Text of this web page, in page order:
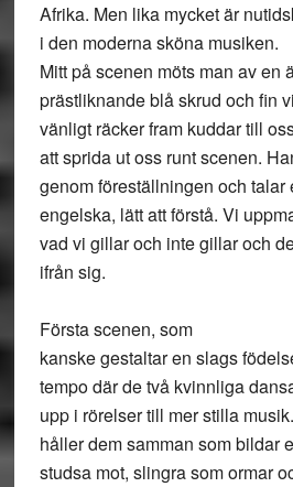
Afrika. Men lika mycket är
i den moderna sköna musiken.
Mitt på scenen möts man av en
prästliknande blå skrud och fin
vänligt räcker fram kuddar till
att sprida ut oss runt scenen.
genom föreställningen och talar
engelska, lätt att förstå. Vi
vad vi gillar och inte gillar och
ifrån sig.
Första scenen, som
kanske gestaltar en slags
tempo där de två kvinnliga
upp i rörelser till mer stilla
håller dem samman som bildar
studsa mot, slingra som ormar